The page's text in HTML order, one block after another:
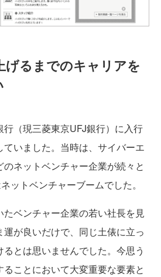
げるまでのキャリアを
（現三菱東京UFJ銀行）に入行
ていました。当時は、サイバーエ
ネットベンチャー企業が続々と
ットベンチャーブームでした。
ベンチャー企業の若い社長を見
が良いだけで、同じ土俵に立っ
とは思いませんでした。今思う
ことにおいて大変重要な要素と